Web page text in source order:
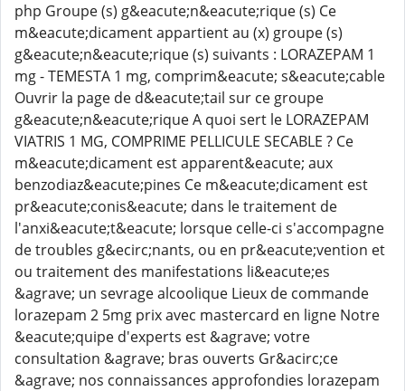
php Groupe (s) g&eacute;n&eacute;rique (s) Ce
m&eacute;dicament appartient au (x) groupe (s)
g&eacute;n&eacute;rique (s) suivants : LORAZEPAM 1
mg - TEMESTA 1 mg, comprim&eacute; s&eacute;cable
Ouvrir la page de d&eacute;tail sur ce groupe
g&eacute;n&eacute;rique A quoi sert le LORAZEPAM
VIATRIS 1 MG, COMPRIME PELLICULE SECABLE ? Ce
m&eacute;dicament est apparent&eacute; aux
benzodiaz&eacute;pines Ce m&eacute;dicament est
pr&eacute;conis&eacute; dans le traitement de
l'anxi&eacute;t&eacute; lorsque celle-ci s'accompagne
de troubles g&ecirc;nants, ou en pr&eacute;vention et
ou traitement des manifestations li&eacute;es
&agrave; un sevrage alcoolique Lieux de commande
lorazepam 2 5mg prix avec mastercard en ligne Notre
&eacute;quipe d'experts est &agrave; votre
consultation &agrave; bras ouverts Gr&acirc;ce
&agrave; nos connaissances approfondies lorazepam